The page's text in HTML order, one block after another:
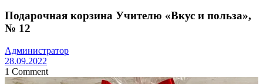
Подарочная корзина Учителю «Вкус и польза»,
№ 12
Администратор
28.09.2022
1 Comment